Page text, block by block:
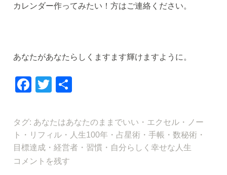
カレンダー作ってみたい！方はご連絡ください。
あなたがあなたらしくますます輝けますように。
F
c
e
b
o
T
tt
er
タグ: あなたはあなたのままでいい ・ エクセル ・
ノー
ト
・ リフィル ・ 人生100年 ・ 占星術 ・手帳 ・数秘術 ・
目標達成 ・経営者 ・ 習慣 ・ 自分らしく幸せな人生
コメントを残す